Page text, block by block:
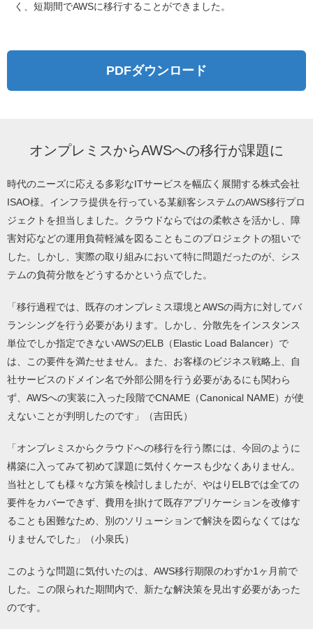
く、短期間でAWSに移行することができました。
PDFダウンロード
オンプレミスからAWSへの移行が課題に
時代のニーズに応える多彩なITサービスを幅広く展開する株式会社
ISAO様。インフラ提供を行っている某顧客システムのAWS移行プロ
ジェクトを担当しました。クラウドならではの柔軟さを活かし、障
害対応などの運用負荷軽減を図ることもこのプロジェクトの狙いで
した。しかし、実際の取り組みにおいて特に問題だったのが、シス
テムの負荷分散をどうするかという点でした。
「移行過程では、既存のオンプレミス環境とAWSの両方に対してバ
ランシングを行う必要があります。しかし、分散先をインスタンス
単位でしか指定できないAWSのELB（Elastic Load Balancer）で
は、この要件を満たせません。また、お客様のビジネス戦略上、自
社サービスのドメイン名で外部公開を行う必要があるにも関わら
ず、AWSへの実装に入った段階でCNAME（Canonical NAME）が使
えないことが判明したのです」（吉田氏）
「オンプレミスからクラウドへの移行を行う際には、今回のように
構築に入ってみて初めて課題に気付くケースも少なくありません。
当社としても様々な方策を検討しましたが、やはりELBでは全ての
要件をカバーできず、費用を掛けて既存アプリケーションを改修す
ることも困難なため、別のソリューションで解決を図らなくてはな
りませんでした」（小泉氏）
このような問題に気付いたのは、AWS移行期限のわずか1ヶ月前で
した。この限られた期間内で、新たな解決策を見出す必要があった
のです。